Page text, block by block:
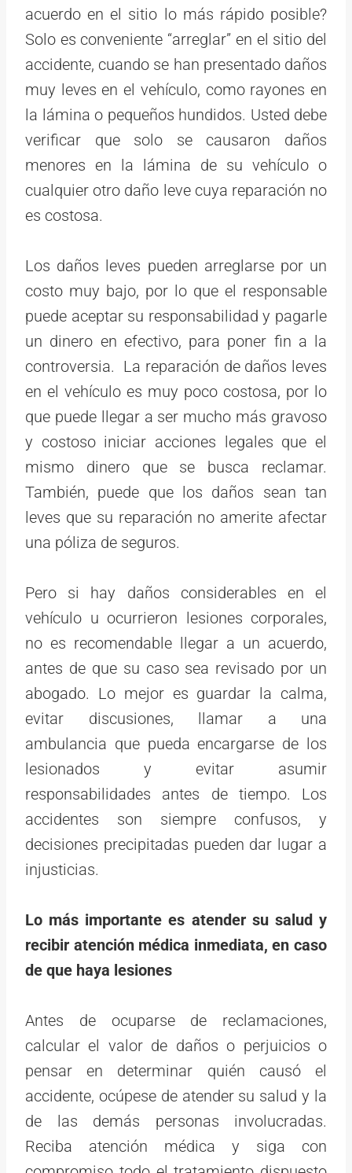
acuerdo en el sitio lo más rápido posible?
Solo es conveniente “arreglar” en el sitio del
accidente, cuando se han presentado daños
muy leves en el vehículo, como rayones en
la lámina o pequeños hundidos. Usted debe
verificar que solo se causaron daños
menores en la lámina de su vehículo o
cualquier otro daño leve cuya reparación no
es costosa.
Los daños leves pueden arreglarse por un
costo muy bajo, por lo que el responsable
puede aceptar su responsabilidad y pagarle
un dinero en efectivo, para poner fin a la
controversia. La reparación de daños leves
en el vehículo es muy poco costosa, por lo
que puede llegar a ser mucho más gravoso
y costoso iniciar acciones legales que el
mismo dinero que se busca reclamar.
También, puede que los daños sean tan
leves que su reparación no amerite afectar
una póliza de seguros.
Pero si hay daños considerables en el
vehículo u ocurrieron lesiones corporales,
no es recomendable llegar a un acuerdo,
antes de que su caso sea revisado por un
abogado. Lo mejor es guardar la calma,
evitar discusiones, llamar a una
ambulancia que pueda encargarse de los
lesionados y evitar asumir
responsabilidades antes de tiempo. Los
accidentes son siempre confusos, y
decisiones precipitadas pueden dar lugar a
injusticias.
Lo más importante es atender su salud y
recibir atención médica inmediata, en caso
de que haya lesiones
Antes de ocuparse de reclamaciones,
calcular el valor de daños o perjuicios o
pensar en determinar quién causó el
accidente, ocúpese de atender su salud y la
de las demás personas involucradas.
Reciba atención médica y siga con